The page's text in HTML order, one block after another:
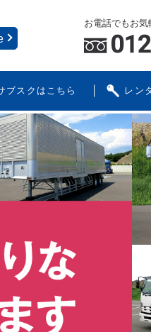
お電話でもお
ブスクはこちら レン